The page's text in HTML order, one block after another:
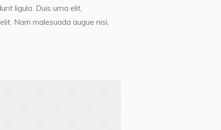
ligula. Duis urna elit,
Nam malesuada augue nisi,